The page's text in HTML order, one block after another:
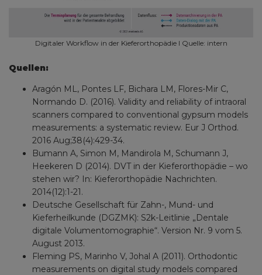
Digitaler Workflow in der Kieferorthopädie I Quelle: intern
Quellen:
Aragón ML, Pontes LF, Bichara LM, Flores-Mir C,
Normando D. (2016). Validity and reliability of intraoral
scanners compared to conventional gypsum models
measurements: a systematic review. Eur J Orthod.
2016 Aug;38(4):429-34.
Bumann A, Simon M, Mandirola M, Schumann J,
Heekeren D (2014). DVT in der Kieferorthopädie – wo
stehen wir? In: Kieferorthopädie Nachrichten.
2014(12):1-21.
Deutsche Gesellschaft für Zahn-, Mund- und
Kieferheilkunde (DGZMK): S2k-Leitlinie „Dentale
digitale Volumentomographie“. Version Nr. 9 vom 5.
August 2013.
Fleming PS, Marinho V, Johal A (2011). Orthodontic
measurements on digital study models compared